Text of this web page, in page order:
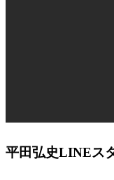
平田弘史LINEス